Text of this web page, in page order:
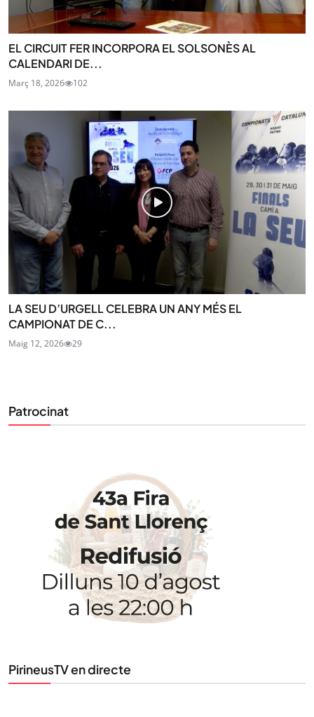
EL CIRCUIT FER INCORPORA EL SOLSONÈS AL
CALENDARI DE...
Març 18, 2026 102
LA SEU D’URGELL CELEBRA UN ANY MÉS EL
CAMPIONAT DE C...
Maig 12, 2026 29
Patrocinat
PirineusTV en directe
Tota l’actualitat, seleccionada i enviada directament
al teu correu. Subscriu-te al nostre butlletí i segueix
la informació que importa.
SUBSCRIU-TE